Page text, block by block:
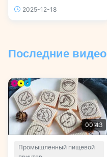
пищеблок | Foodart® от
2025-12-18
Последние видео
00:43
Промышленный пищевой